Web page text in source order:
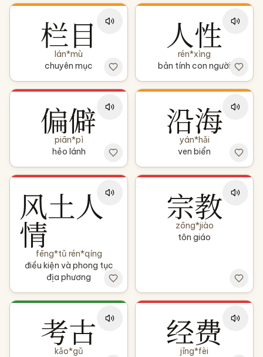
栏目
lán*mù
chuyên mục
人性
rén*xìng
bản tính con người
偏僻
piān*pì
hẻo lánh
沿海
yán*hǎi
ven biển
风土人
情fēng*tǔ rén*qíng
điều kiện và phong tục
địa phương
宗教
zōng*jiào
tôn giáo
考古
kǎo*gǔ
经费
jīng*fèi